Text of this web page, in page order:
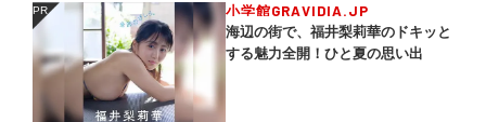
PR 小学館GRAVIDIA.JP
海辺の街で、福井梨莉華のドキッと
する魅力全開！ひと夏の思い出